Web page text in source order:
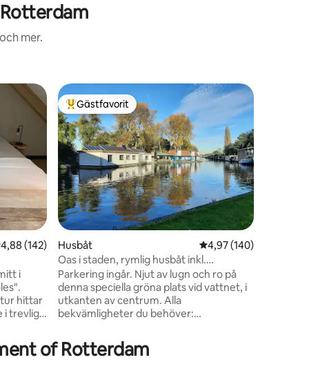
mer.
av 5 i genomsnittligt betyg, 142 omdömen
4,88 (142)
i
hittar
i trevliga
Populär gästfavorit
Gästfavorit
Husbåt 4,97 av 5 i
4,97 (140)
Oas i staden, rymlig husbåt inkl.
parkering
Parkering ingår. Njut av lugn och ro på
denna speciella gröna plats vid vattnet, i
utkanten av centrum. Alla
bekvämligheter du behöver:
Nespresso-maskin för utsöndra utsökt
kaffe. Vroesenpark ligger tvärs över
of Rotterdam